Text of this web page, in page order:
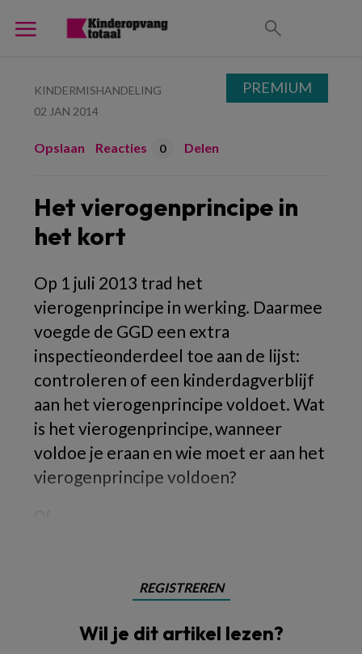
KINDERMISHANDELING
02 JAN 2014
Opslaan Reacties 0 Delen
Het vierogenprincipe in
het kort
Op 1 juli 2013 trad het
vierogenprincipe in werking. Daarmee
voegde de GGD een extra
inspectieonderdeel toe aan de lijst:
controleren of een kinderdagverblijf
aan het vierogenprincipe voldoet. Wat
is het vierogenprincipe, wanneer
voldoe je eraan en wie moet er aan het
vierogenprincipe voldoen?
REGISTREREN
Wil je dit artikel lezen?
PREMIUM